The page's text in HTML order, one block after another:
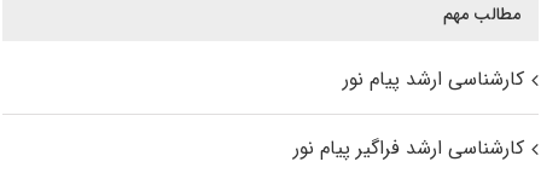
مطالب مهم
کارشناسی ارشد پیام نور
کارشناسی ارشد فراگیر پیام نور